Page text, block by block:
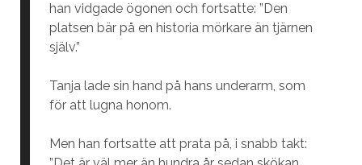
han vidgade ögonen och fortsatte: ”Den
platsen bär på en historia mörkare än tjärnen
själv.”
Tanja lade sin hand på hans underarm, som
för att lugna honom.
Men han fortsatte att prata på, i snabb takt: